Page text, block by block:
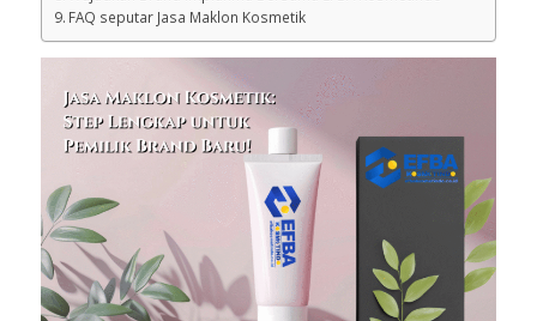
PT. EFBA DIGITAL MULIA: Layanan Bisnis & Digital Marketing
Satu Atap untuk Brand Anda
Wujudkan Brand Impianmu Bersama EFBA Kosmetindo
FAQ seputar Jasa Maklon Kosmetik